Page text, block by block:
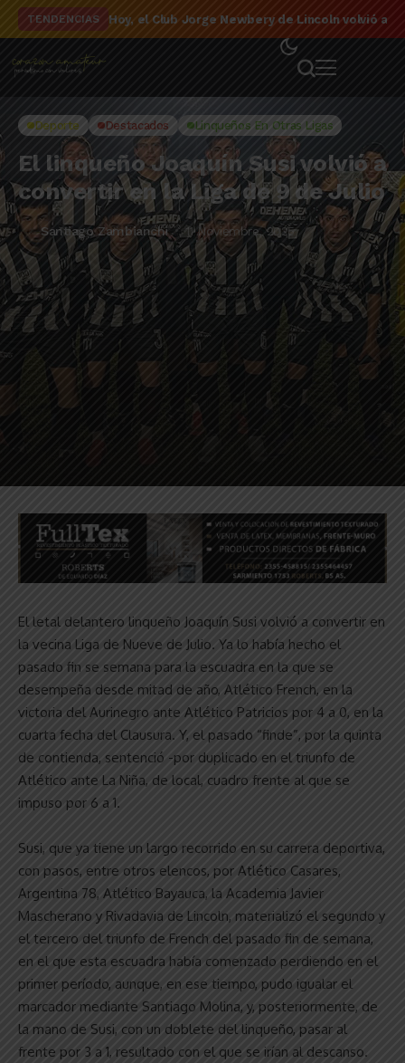
TENDENCIAS El detalle de la campaña de El Linqueño en el
Deporte Destacados Linqueños En Otras Ligas
El linqueño Joaquín Susi volvió a
convertir en la Liga de 9 de Julio
Santiago Zambianchi 11 Noviembre, 2025
El letal delantero linqueño Joaquín Susi volvió a convertir en
la vecina Liga de Nueve de Julio. Ya lo había hecho el
pasado fin se semana para la escuadra en la que se
desempeña desde mitad de año, Atlético French, en la
victoria del Aurinegro ante Atlético Patricios por 4 a 0, en la
cuarta fecha del Clausura. Y, el pasado “finde”, por la quinta
de contienda, sentenció -por duplicado en el triunfo de
Atlético ante La Niña, de local, cuadro frente al que se
impuso por 6 a 1.
Susi, que ya tiene un largo recorrido en su carrera deportiva,
con pasos, entre otros elencos, por Atlético Casares,
Argentina 78, Atlético Bayauca, la Academia Javier
Mascherano y Rivadavia de Lincoln, materializó el segundo y
el tercero del triunfo de French del pasado fin de semana,
en el que esta escuadra había comenzado perdiendo en el
primer período, aunque, en ese tiempo, pudo igualar el
marcador mediante Santiago Molina, y, posteriormente, de
la mano de Susi, con un doblete del linqueño, pasar al
frente por 3 a 1, resultado con el que se irían al descanso.